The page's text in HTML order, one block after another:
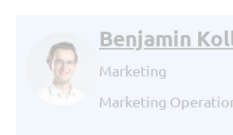
Benjamin
Marketing
Marketing